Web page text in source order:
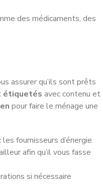
des médicaments, des
assurer qu’ils sont prêts
étiquetés avec contenu et
pour faire le ménage une
fournisseurs d’énergie.
afin qu’il vous fasse
si nécessaire